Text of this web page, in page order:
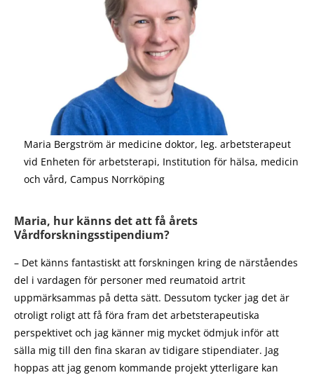
Maria Bergström är medicine doktor, leg. arbetsterapeut
vid Enheten för arbetsterapi, Institution för hälsa, medicin
och vård, Campus Norrköping
Maria, hur känns det att få årets
Vårdforskningsstipendium?
– Det känns fantastiskt att forskningen kring de närståendes
del i vardagen för personer med reumatoid artrit
uppmärksammas på detta sätt. Dessutom tycker jag det är
otroligt roligt att få föra fram det arbetsterapeutiska
perspektivet och jag känner mig mycket ödmjuk inför att
sälla mig till den fina skaran av tidigare stipendiater. Jag
hoppas att jag genom kommande projekt ytterligare kan